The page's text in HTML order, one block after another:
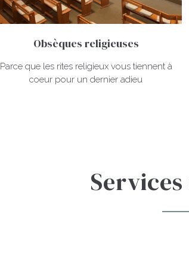
Obsèques religieuses
Parce que les rites religieux vous tiennent à
coeur pour un dernier adieu